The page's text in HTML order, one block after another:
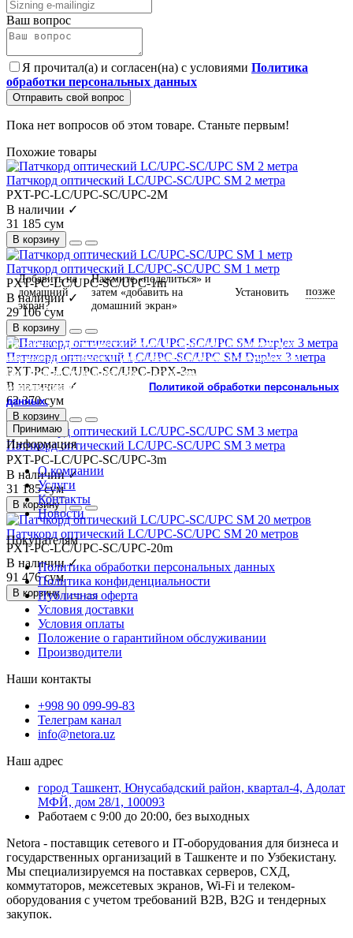
Ваш вопрос
Я прочитал(а) и согласен(на) с условиями Политика
обработки персональных данных
Отправить свой вопрос
Пока нет вопросов об этом товаре. Станьте первым!
Похожие товары
Патчкорд оптический LC/UPC-SC/UPC SM 2 метра
PXT-PC-LC/UPC-SC/UPC-2M
В наличии ✓
31 185 сум
В корзину
Патчкорд оптический LC/UPC-SC/UPC SM 1 метр
PXT-PC-LC/UPC-SC/UPC-1m
В наличии ✓
29 106 сум
В корзину
Патчкорд оптический LC/UPC-SC/UPC SM Duplex 3 метра
PXT-PC-LC/UPC-SC/UPC-DPX-3m
В наличии ✓
62 370 сум
В корзину
Патчкорд оптический LC/UPC-SC/UPC SM 3 метра
PXT-PC-LC/UPC-SC/UPC-3m
В наличии ✓
31 185 сум
В корзину
Патчкорд оптический LC/UPC-SC/UPC SM 20 метров
PXT-PC-LC/UPC-SC/UPC-20m
В наличии ✓
91 476 сум
В корзину
Добавить на
домашний
экран?
Нажмите «поделиться» и
затем «добавить на
домашний экран»
Установить позже
На сайте используются cookie и сервисы аналитики для
корректной работы и улучшения качества обслуживания.
Продолжая пользоваться сайтом, вы соглашаетесь с
использованием cookie и с Политикой обработки персональных
данных.
Принимаю
Информация
О компании
Услуги
Контакты
Новости
Покупателям
Политика обработки персональных данных
Политика конфиденциальности
Публичная оферта
Условия доставки
Условия оплаты
Положение о гарантийном обслуживании
Производители
Наши контакты
+998 90 099-99-83
Телеграм канал
info@netora.uz
Наш адрес
город Ташкент, Юнусабадский район, квартал-4, Адолат
МФЙ, дом 28/1, 100093
Работаем с 9:00 до 20:00, без выходных
Netora - поставщик сетевого и IT-оборудования для бизнеса и
государственных организаций в Ташкенте и по Узбекистану.
Мы специализируемся на поставках серверов, СХД,
коммутаторов, межсетевых экранов, Wi-Fi и телеком-
оборудования с учетом требований B2B, B2G и тендерных
закупок.